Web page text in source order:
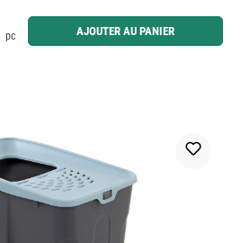
souhaitée ou utilisez les boutons pour augmenter ou
pc AJOUTER AU PANIER